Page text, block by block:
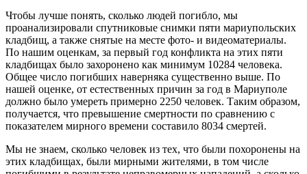
Чтобы лучше понять, сколько людей погибло, мы
проанализировали спутниковые снимки пяти мариупольских
кладбищ, а также снятые на месте фото- и видеоматериалы.
По нашим оценкам, за первый год конфликта на этих пяти
кладбищах было захоронено как минимум 10284 человека.
Общее число погибших наверняка существенно выше. По
нашей оценке, от естественных причин за год в Мариуполе
должно было умереть примерно 2250 человек. Таким образом,
получается, что превышение смертности по сравнению с
показателем мирного времени составило 8034 смертей.
Мы не знаем, сколько человек из тех, что были похоронены на
этих кладбищах, были мирными жителями, в том числе